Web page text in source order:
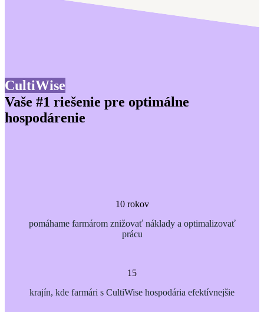
CultiWise
Vaše #1 riešenie pre optimálne
hospodárenie
10 rokov
pomáhame farmárom znižovať náklady a optimalizovať
prácu
15
krajín, kde farmári s CultiWise hospodária efektívnejšie